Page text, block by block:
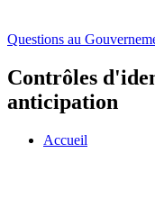
Questions au
Contrôles
anticipation
Accueil